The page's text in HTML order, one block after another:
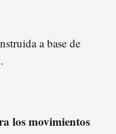
a base de
.
los movimientos